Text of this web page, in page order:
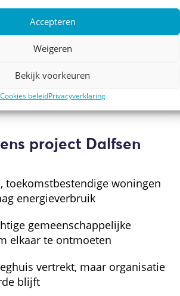
Accepteren
Weigeren
Bekijk voorkeuren
Cookies beleidPrivacyverklaring
project Dalfsen
toekomstbestendige woningen
energieverbruik
gemeenschappelijke
elkaar te ontmoeten
vertrekt, maar organisatie
blijft